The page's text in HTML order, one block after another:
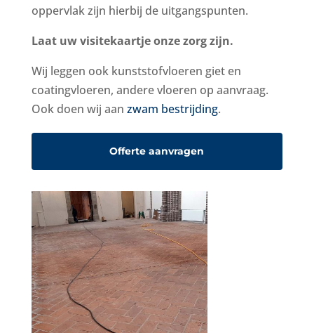
oppervlak zijn hierbij de uitgangspunten.
Laat uw visitekaartje onze zorg zijn.
Wij leggen ook kunststofvloeren giet en
coatingvloeren, andere vloeren op aanvraag.
Ook doen wij aan zwam bestrijding.
Offerte aanvragen